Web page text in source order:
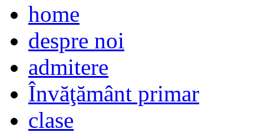
home
despre noi
admitere
Învăţământ primar
clase